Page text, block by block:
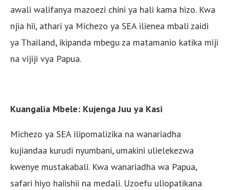
awali walifanya mazoezi chini ya hali kama hizo. Kwa
njia hii, athari ya Michezo ya SEA ilienea mbali zaidi
ya Thailand, ikipanda mbegu za matamanio katika miji
na vijiji vya Papua.
Kuangalia Mbele: Kujenga Juu ya Kasi
Michezo ya SEA ilipomalizika na wanariadha
kujiandaa kurudi nyumbani, umakini ulielekezwa
kwenye mustakabali. Kwa wanariadha wa Papua,
safari hiyo haiishii na medali. Uzoefu uliopatikana